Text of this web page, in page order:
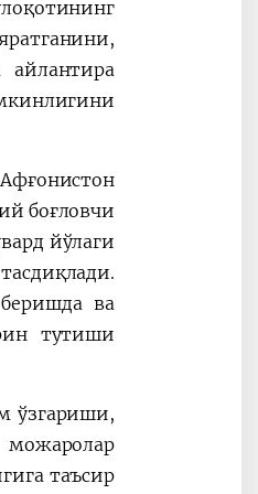
боғловчи
йўлаги
ва
тутиши
ўзгариши,
таъсир